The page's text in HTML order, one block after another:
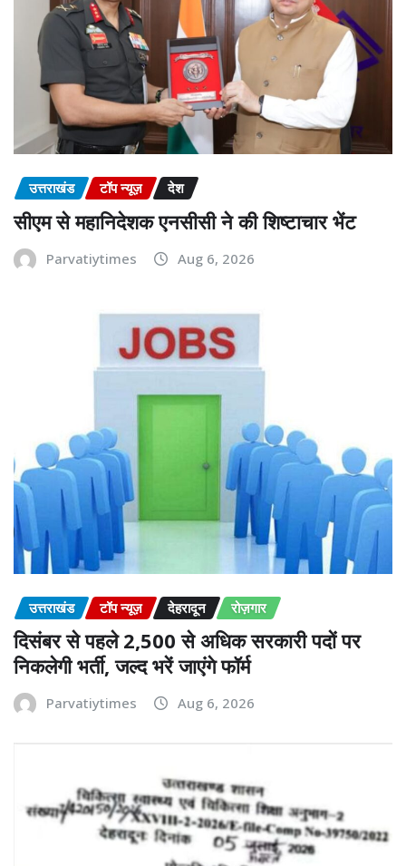
उत्तराखंड टॉप न्यूज़ देश
सीएम से महानिदेशक एनसीसी ने की शिष्टाचार भेंट
Parvatiytimes Aug 6, 2026
उत्तराखंड टॉप न्यूज़ देहरादून रोज़गार
दिसंबर से पहले 2,500 से अधिक सरकारी पदों पर
निकलेगी भर्ती, जल्द भरें जाएंगे फॉर्म
Parvatiytimes Aug 6, 2026